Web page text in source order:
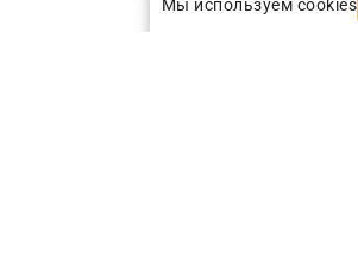
Мы используем cookies